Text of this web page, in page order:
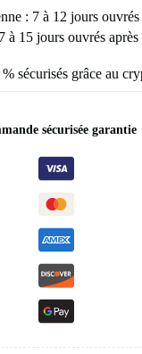
: 7 à 12 jours
à 15 jours ouvrés
sécurisés grâce au
sécurisée garantie